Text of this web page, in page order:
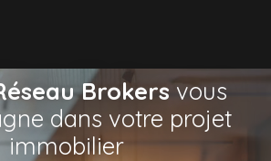
Brokers vous
dans votre projet
immobilier